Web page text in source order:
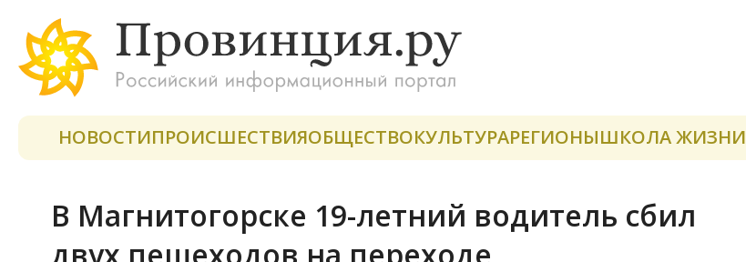
НОВОСТИПРОИСШЕСТВИЯОБЩЕСТВОКУЛЬТУРАРЕГИОНЫШКОЛА ЖИЗНИ
В Магнитогорске 19-летний водитель сбил